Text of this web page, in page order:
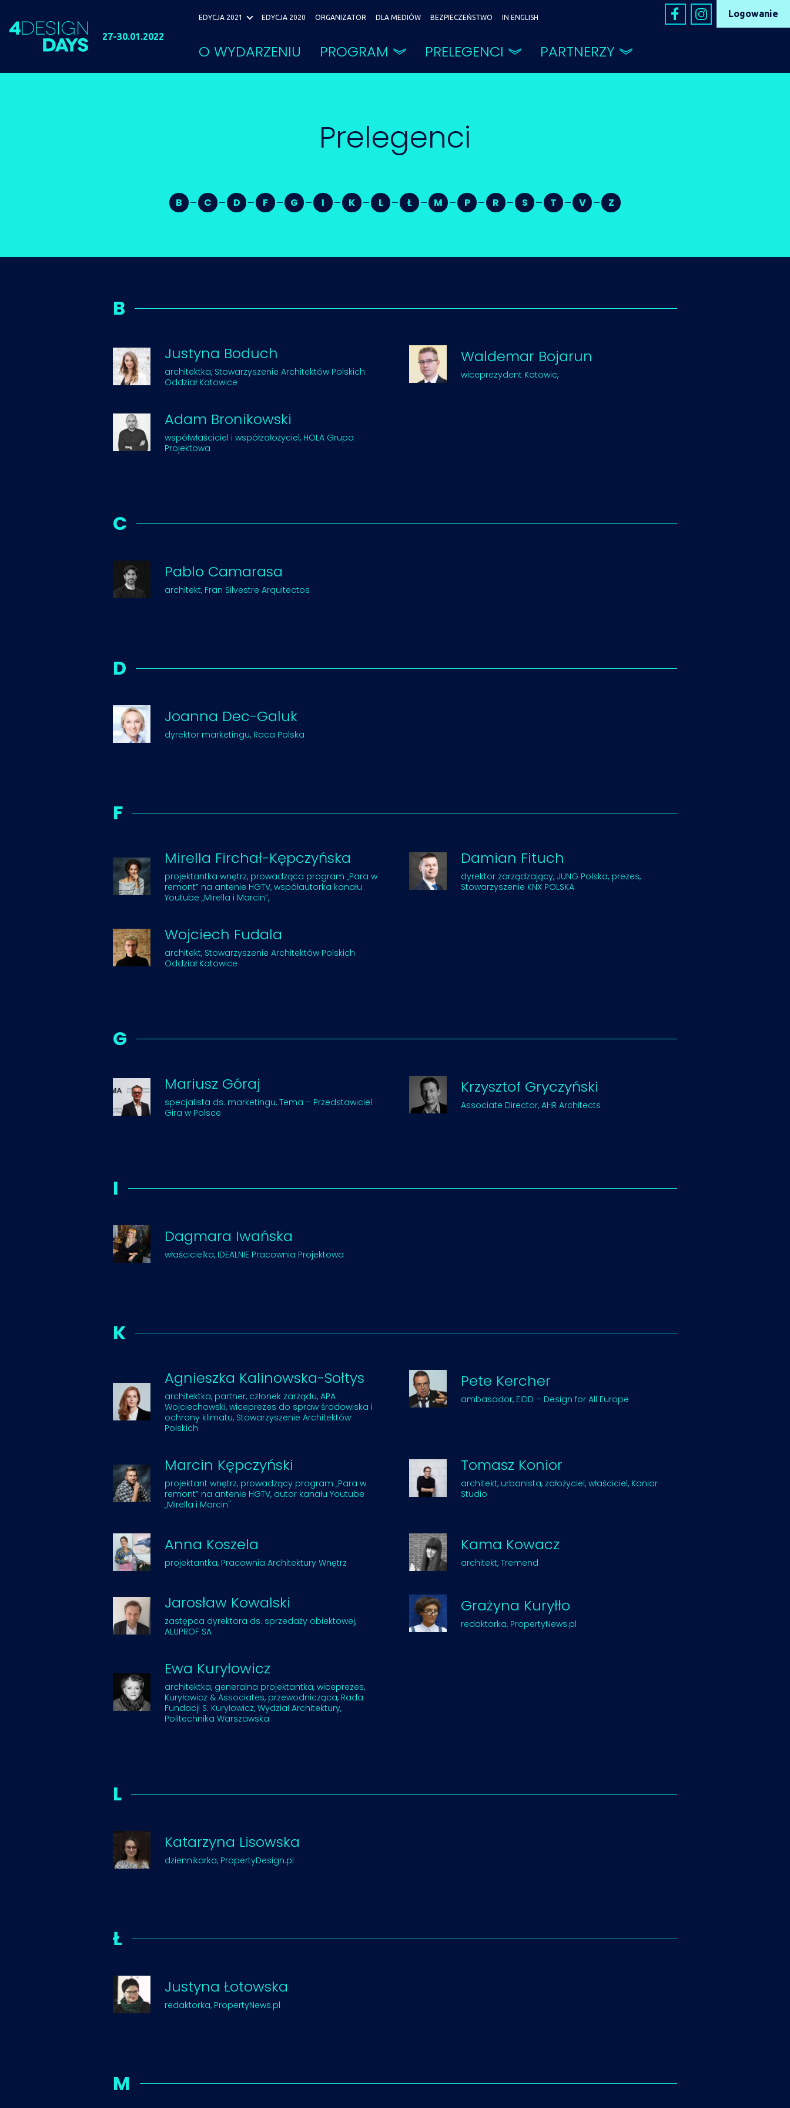
27-30.01.2022
EDYCJA 2021 EDYCJA 2020 ORGANIZATOR DLA MEDIÓW BEZPIECZEŃSTWO IN ENGLISH Logowanie
O WYDARZENIU PROGRAM PRELEGENCI PARTNERZY
Prelegenci
B C D F G I K L Ł M P R S T V Z
B
Justyna Boduch
architektka, Stowarzyszenie Architektów Polskich
Oddział Katowice
Waldemar Bojarun
wiceprezydent Katowic,
Adam Bronikowski
współwłaściciel i współzałożyciel, HOLA Grupa
Projektowa
C
Pablo Camarasa
architekt, Fran Silvestre Arquitectos
D
Joanna Dec-Galuk
dyrektor marketingu, Roca Polska
F
Mirella Firchał-Kępczyńska
projektantka wnętrz, prowadząca program „Para w
remont” na antenie HGTV, współautorka kanału
Youtube „Mirella i Marcin”,
Damian Fituch
dyrektor zarządzający, JUNG Polska, prezes,
Stowarzyszenie KNX POLSKA
Wojciech Fudala
architekt, Stowarzyszenie Architektów Polskich
Oddział Katowice
G
Mariusz Góraj
specjalista ds. marketingu, Tema – Przedstawiciel
Gira w Polsce
Krzysztof Gryczyński
Associate Director, AHR Architects
I
Dagmara Iwańska
właścicielka, IDEALNIE Pracownia Projektowa
K
Agnieszka Kalinowska-Sołtys
architektka, partner, członek zarządu, APA
Wojciechowski, wiceprezes do spraw środowiska i
ochrony klimatu, Stowarzyszenie Architektów
Polskich
Pete Kercher
ambasador, EIDD – Design for All Europe
Marcin Kępczyński
projektant wnętrz, prowadzący program „Para w
remont” na antenie HGTV, autor kanału Youtube
„Mirella i Marcin"
Tomasz Konior
architekt, urbanista, założyciel, właściciel, Konior
Studio
Anna Koszela
projektantka, Pracownia Architektury Wnętrz
Kama Kowacz
architekt, Tremend
Jarosław Kowalski
zastępca dyrektora ds. sprzedaży obiektowej,
ALUPROF SA
Grażyna Kuryłło
redaktorka, PropertyNews.pl
Ewa Kuryłowicz
architektka, generalna projektantka, wiceprezes,
Kuryłowicz & Associates, przewodnicząca, Rada
Fundacji S. Kuryłowicz, Wydział Architektury,
Politechnika Warszawska
L
Katarzyna Lisowska
dziennikarka, PropertyDesign.pl
Ł
Justyna Łotowska
redaktorka, PropertyNews.pl
M